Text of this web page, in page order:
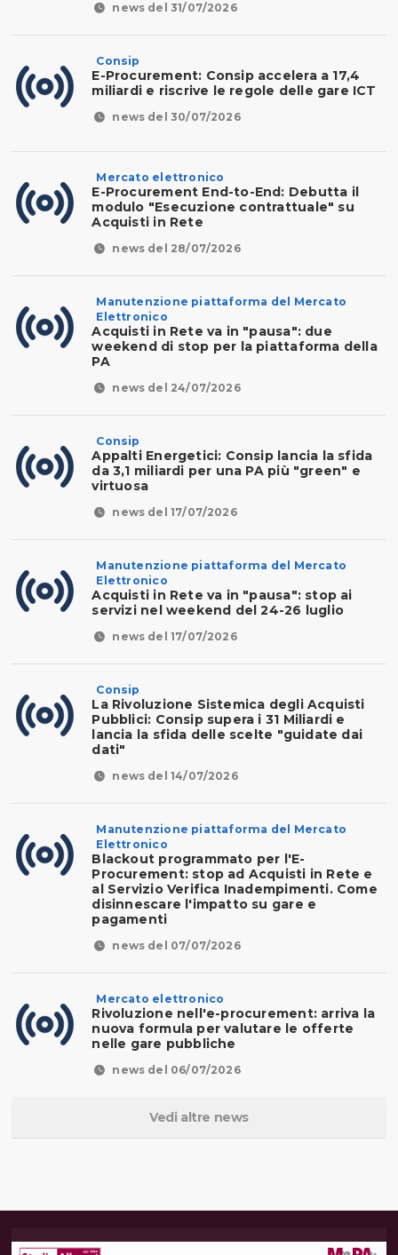
news del 31/07/2026
Consip
E-Procurement: Consip accelera a 17,4
miliardi e riscrive le regole delle gare ICT
news del 30/07/2026
Mercato elettronico
E-Procurement End-to-End: Debutta il
modulo "Esecuzione contrattuale" su
Acquisti in Rete
news del 28/07/2026
Manutenzione piattaforma del Mercato
Elettronico
Acquisti in Rete va in "pausa": due
weekend di stop per la piattaforma della
PA
news del 24/07/2026
Consip
Appalti Energetici: Consip lancia la sfida
da 3,1 miliardi per una PA più "green" e
virtuosa
news del 17/07/2026
Manutenzione piattaforma del Mercato
Elettronico
Acquisti in Rete va in "pausa": stop ai
servizi nel weekend del 24-26 luglio
news del 17/07/2026
Consip
La Rivoluzione Sistemica degli Acquisti
Pubblici: Consip supera i 31 Miliardi e
lancia la sfida delle scelte "guidate dai
dati"
news del 14/07/2026
Manutenzione piattaforma del Mercato
Elettronico
Blackout programmato per l'E-
Procurement: stop ad Acquisti in Rete e
al Servizio Verifica Inadempimenti. Come
disinnescare l'impatto su gare e
pagamenti
news del 07/07/2026
Mercato elettronico
Rivoluzione nell'e-procurement: arriva la
nuova formula per valutare le offerte
nelle gare pubbliche
news del 06/07/2026
Vedi altre news